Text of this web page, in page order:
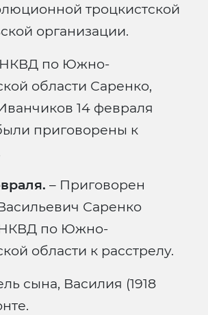
троцкистской
организации.
по Южно-
области Саренко,
14 февраля
приговорены к
– Приговорен
Саренко
по Южно-
области к расстрелу.
сына, Василия (1918